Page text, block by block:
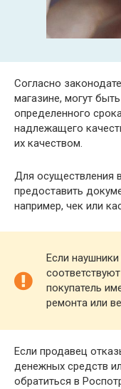
Согласно
магазине, могут
определенного
надлежащего
их качеством.
Для осуществления
предоставить
например, чек или
Если
покупатель
ремонта или
Если продавец
денежных средств
обратиться в